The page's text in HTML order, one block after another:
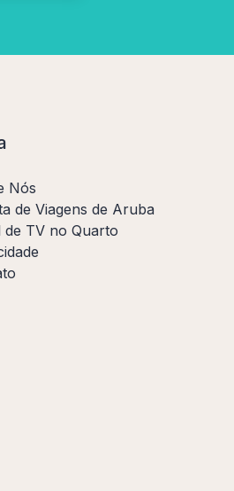
Nós
de Viagens de Aruba
de TV no Quarto